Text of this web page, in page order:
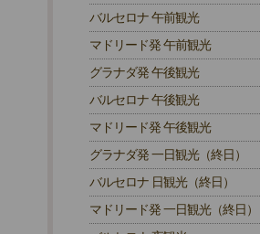
バルセロナ 午前観光
マドリード発 午前観光
グラナダ発 午後観光
バルセロナ 午後観光
マドリード発 午後観光
グラナダ発 一日観光（終日）
バルセロナ 日観光（終日）
マドリード発 一日観光（終日）